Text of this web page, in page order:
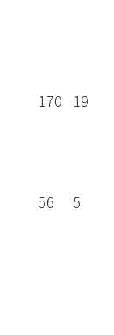
170 19
56 5